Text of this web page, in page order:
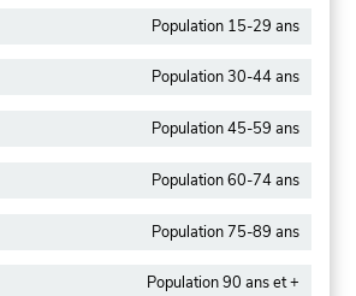
Population 15-29 ans
Population 30-44 ans
Population 45-59 ans
Population 60-74 ans
Population 75-89 ans
Population 90 ans et +